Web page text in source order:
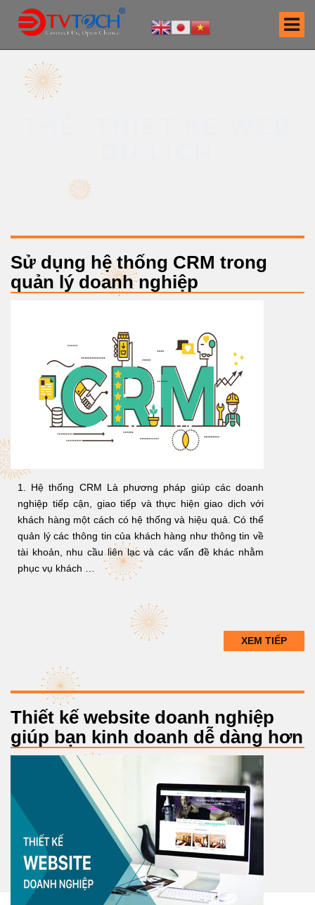
Sử dụng hệ thống CRM trong
quản lý doanh nghiệp
1. Hệ thống CRM Là phương pháp giúp các doanh
nghiệp tiếp cận, giao tiếp và thực hiện giao dịch với
khách hàng một cách có hệ thống và hiệu quả. Có thể
quản lý các thông tin của khách hàng như thông tin về
tài khoản, nhu cầu liên lạc và các vấn đề khác nhằm
phục vụ khách …
XEM TIẾP
Thiết kế website doanh nghiệp
giúp bạn kinh doanh dễ dàng hơn